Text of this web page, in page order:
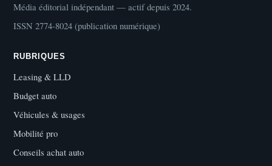
Média éditorial indépendant — actif depuis 2024.
ISSN 2774-8024 (publication numérique)
RUBRIQUES
Leasing & LLD
Budget auto
Véhicules & usages
Mobilité pro
Conseils achat auto